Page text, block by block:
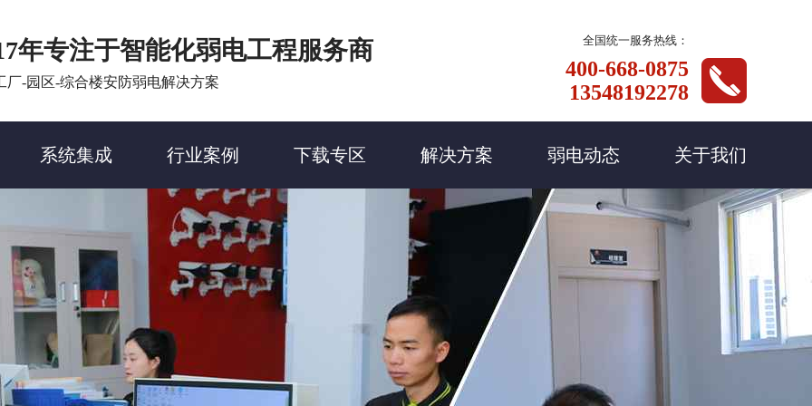
年专注于智能化弱电工程服务商
厂-园区-综合楼安防弱电解决方案
全国统一服务热线：
400-668-0875
13548192278
系统集成 行业案例 下载专区 解决方案 弱电动态 关于我们